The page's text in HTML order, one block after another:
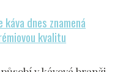
dnes znamená
kvalitu